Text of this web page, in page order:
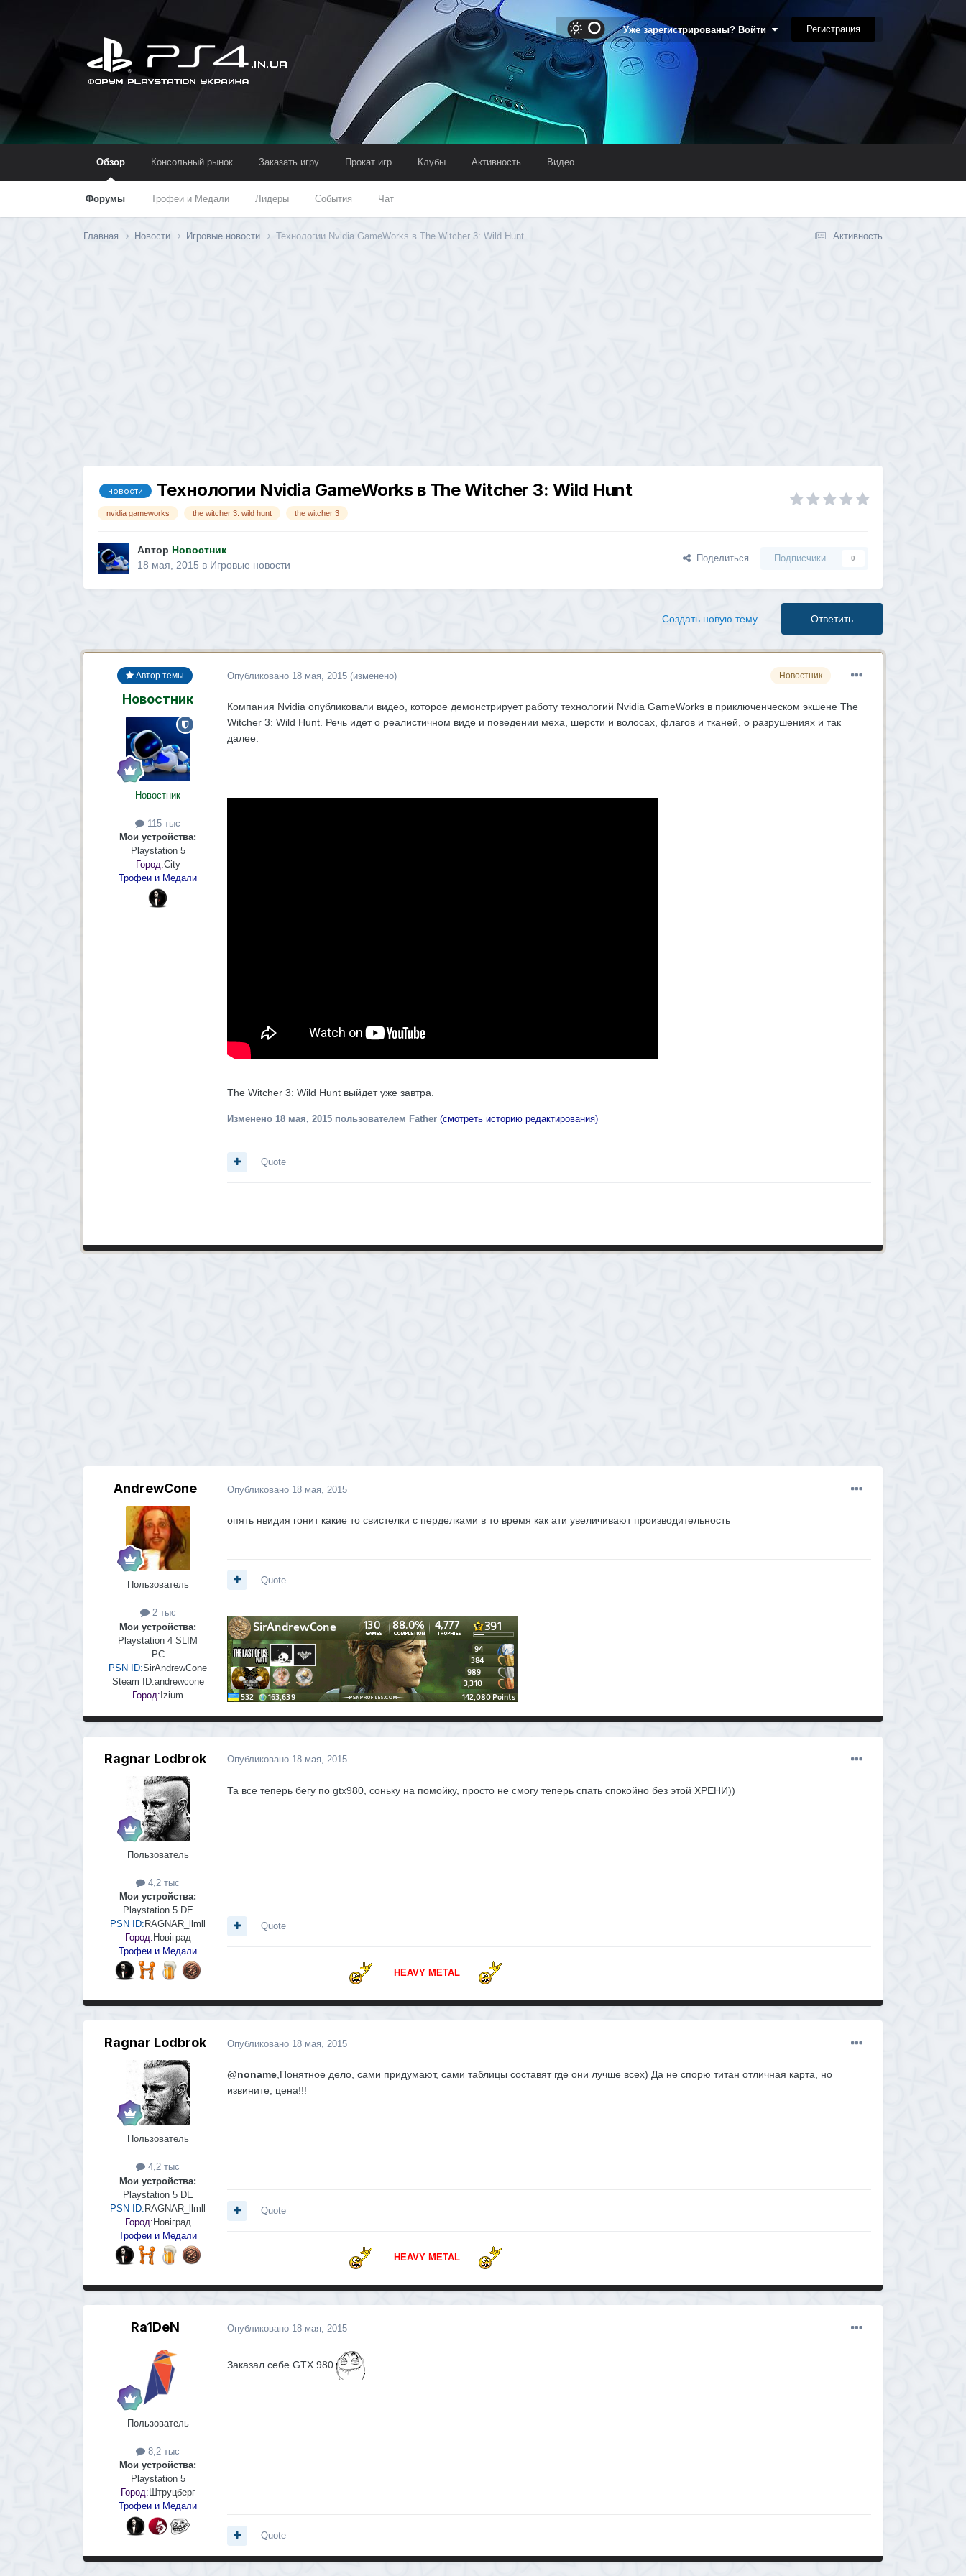
Уже зарегистрированы? Войти Регистрация
Обзор
Форумы Трофеи и Медали Лидеры События Чат
Консольный рынок Заказать игру Прокат игр Клубы Активность Видео
Активность
Главная Новости Игровые новости Технологии Nvidia GameWorks в The Witcher 3: Wild Hunt
новости Технологии Nvidia GameWorks в The Witcher 3: Wild Hunt
nvidia gameworks the witcher 3: wild hunt the witcher 3
Автор Новостник
18 мая, 2015 в Игровые новости
Поделиться Подписчики 0
Ответить
Создать новую тему
Автор темы
Новостник
Новостник
115 тыс
Мои устройства:
Playstation 5
Город:City
Трофеи и Медали
Новостник
Опубликовано 18 мая, 2015 (изменено)
Компания Nvidia опубликовали видео, которое демонстрирует работу технологий Nvidia GameWorks в приключенческом экшене The
Witcher 3: Wild Hunt. Речь идет о реалистичном виде и поведении меха, шерсти и волосах, флагов и тканей, о разрушениях и так
далее.
The Witcher 3: Wild Hunt выйдет уже завтра.
Изменено 18 мая, 2015пользователем Father (смотреть историю редактирования)
Quote
AndrewCone
Пользователь
2 тыс
Мои устройства:
Playstation 4 SLIM
PC
PSN ID:SirAndrewCone
Steam ID:andrewcone
Город:Izium
Опубликовано 18 мая, 2015
опять нвидия гонит какие то свистелки с перделками в то время как ати увеличивают производительность
Quote
Ragnar Lodbrok
Пользователь
4,2 тыс
Мои устройства:
Playstation 5 DE
PSN ID:RAGNAR_llmll
Город:Новіград
Трофеи и Медали
Опубликовано 18 мая, 2015
Та все теперь бегу по gtx980, соньку на помойку, просто не смогу теперь спать спокойно без этой ХРЕНИ))
Quote
HEAVY METAL
Ragnar Lodbrok
Пользователь
4,2 тыс
Мои устройства:
Playstation 5 DE
PSN ID:RAGNAR_llmll
Город:Новіград
Трофеи и Медали
Опубликовано 18 мая, 2015
@noname,Понятное дело, сами придумают, сами таблицы составят где они лучше всех) Да не спорю титан отличная карта, но
извините, цена!!!
Quote
HEAVY METAL
Ra1DeN
Пользователь
8,2 тыс
Мои устройства:
Playstation 5
Город: Штруцберг
Трофеи и Медали
Опубликовано 18 мая, 2015
Заказал себе GTX 980
Quote